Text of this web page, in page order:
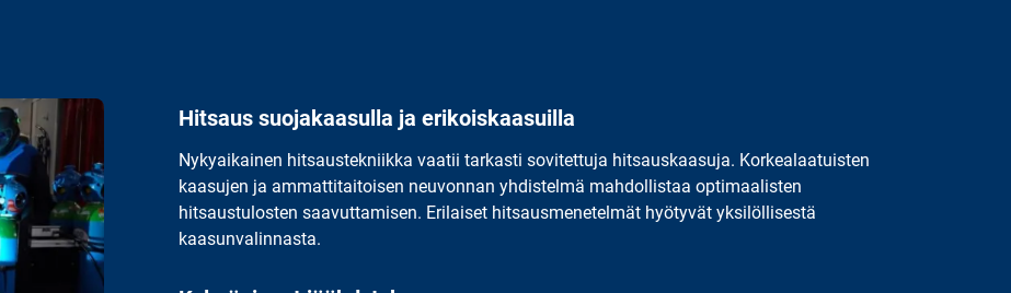
Hitsaus suojakaasulla ja erikoiskaasuilla
Nykyaikainen hitsaustekniikka vaatii tarkasti sovitettuja hitsauskaasuja. Korkealaatuisten
kaasujen ja ammattitaitoisen neuvonnan yhdistelmä mahdollistaa optimaalisten
hitsaustulosten saavuttamisen. Erilaiset hitsausmenetelmät hyötyvät yksilöllisestä
kaasunvalinnasta.